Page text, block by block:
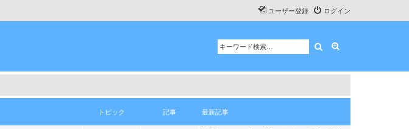
ログイン
ユーザー登録
検索
トピック 記事 最新記事